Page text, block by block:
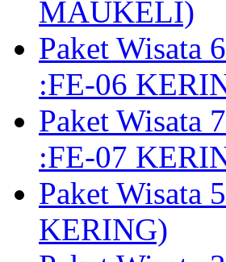
MAUKELI)
Paket Wisata
:FE-06
Paket Wisata
:FE-07
Paket Wisata
KERING)